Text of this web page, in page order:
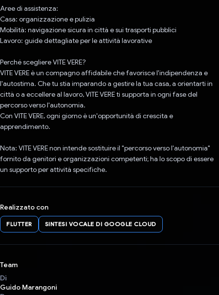
Aree di assistenza:
Casa: organizzazione e pulizia
Mobilità: navigazione sicura in città e sui trasporti pubblici
Lavoro: guide dettagliate per le attività lavorative
Perché scegliere VITE VERE?
VITE VERE è un compagno affidabile che favorisce l'indipendenza e
l'autostima. Che tu stia imparando a gestire la tua casa, a orientarti in
città o a eccellere al lavoro, VITE VERE ti supporta in ogni fase del
percorso verso l'autonomia.
Con VITE VERE, ogni giorno è un'opportunità di crescita e
apprendimento.
Nota: VITE VERE non intende sostituire il "percorso verso l'autonomia"
fornito da genitori e organizzazioni competenti; ha lo scopo di essere
un supporto per attività specifiche.
Realizzato con
FLUTTER SINTESI VOCALE DI GOOGLE CLOUD
Team
Di
Guido Marangoni